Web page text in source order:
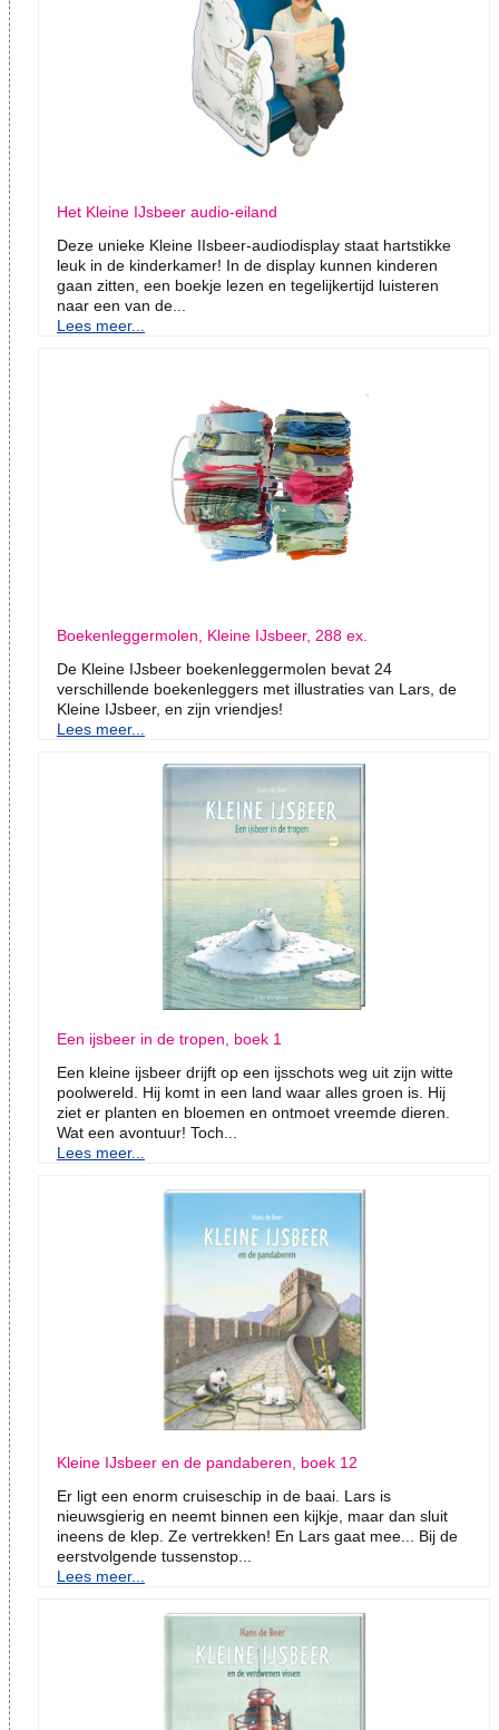
Het Kleine IJsbeer audio-eiland
Deze unieke Kleine IIsbeer-audiodisplay staat hartstikke
leuk in de kinderkamer! In de display kunnen kinderen
gaan zitten, een boekje lezen en tegelijkertijd luisteren
naar een van de...
Lees meer...
Boekenleggermolen, Kleine IJsbeer, 288 ex.
De Kleine IJsbeer boekenleggermolen bevat 24
verschillende boekenleggers met illustraties van Lars, de
Kleine IJsbeer, en zijn vriendjes!
Lees meer...
Een ijsbeer in de tropen, boek 1
Een kleine ijsbeer drijft op een ijsschots weg uit zijn witte
poolwereld. Hij komt in een land waar alles groen is. Hij
ziet er planten en bloemen en ontmoet vreemde dieren.
Wat een avontuur! Toch...
Lees meer...
Kleine IJsbeer en de pandaberen, boek 12
Er ligt een enorm cruiseschip in de baai. Lars is
nieuwsgierig en neemt binnen een kijkje, maar dan sluit
ineens de klep. Ze vertrekken! En Lars gaat mee... Bij de
eerstvolgende tussenstop...
Lees meer...